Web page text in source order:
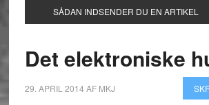
SÅDAN INDSENDER DU EN ARTIKEL
Det elektroniske
29. APRIL 2014 AF MKJ